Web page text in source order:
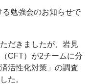
る勉強会のお知らせで
だきましたが、岩見
CFT）が2チームに分
活性化対策」の調査
た。